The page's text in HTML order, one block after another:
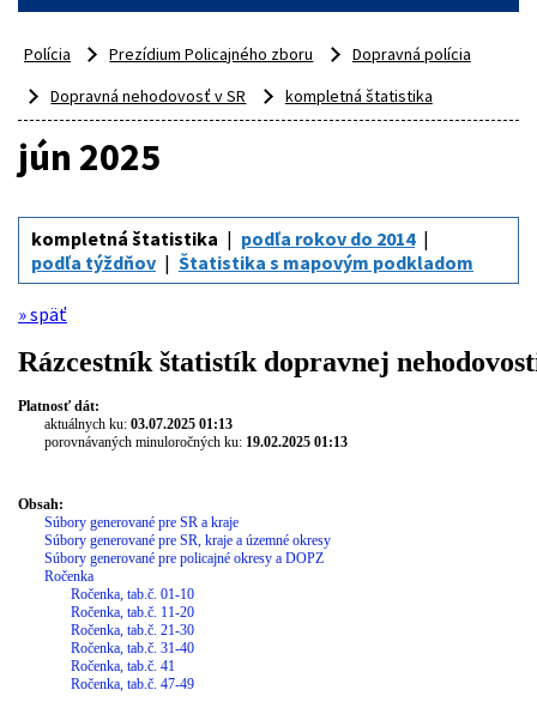
Polícia Prezídium Policajného zboru
Dopravná polícia
Dopravná nehodovosť v SR
kompletná štatistika
jún 2025
kompletná štatistika
podľa rokov do 2014
podľa týždňov
Štatistika s mapovým podkladom
» späť